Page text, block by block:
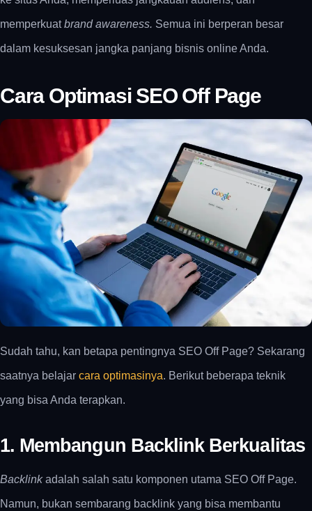
memperkuatbrand awareness. Semua ini berperan besar
dalam kesuksesan jangka panjang bisnis online Anda.
Cara Optimasi SEO Off Page
Sudah tahu, kan betapa pentingnya SEO Off Page? Sekarang
saatnya belajar cara optimasinya. Berikut beberapa teknik
yang bisa Anda terapkan.
1. Membangun Backlink Berkualitas
Backlinkadalah salah satu komponen utama SEO Off Page.
Namun, bukan sembarang backlink yang bisa membantu